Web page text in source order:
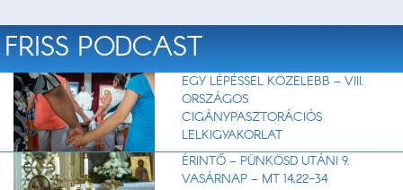
FRISS PODCAST
EGY LÉPÉSSEL KÖZELEBB – VIII.
ORSZÁGOS
CIGÁNYPASZTORÁCIÓS
LELKIGYAKORLAT
ÉRINTŐ – PÜNKÖSD UTÁNI 9.
VASÁRNAP – MT 14,22-34